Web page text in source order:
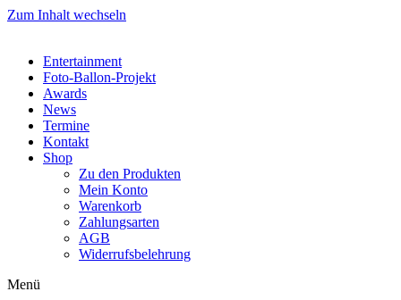
Zum Inhalt wechseln
Entertainment
Foto-Ballon-Projekt
Awards
News
Termine
Kontakt
Shop
Zu den Produkten
Mein Konto
Warenkorb
Zahlungsarten
AGB
Widerrufsbelehrung
Menü